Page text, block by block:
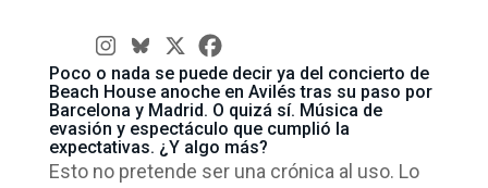
Poco o nada se puede decir ya del concierto de
Beach House anoche en Avilés tras su paso por
Barcelona y Madrid. O quizá sí. Música de
evasión y espectáculo que cumplió la
expectativas. ¿Y algo más?
Esto no pretende ser una crónica al uso. Lo